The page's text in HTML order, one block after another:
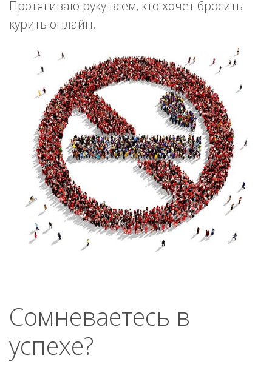
Протягиваю руку всем, кто хочет бросить
курить онлайн.
Сомневаетесь в
успехе?